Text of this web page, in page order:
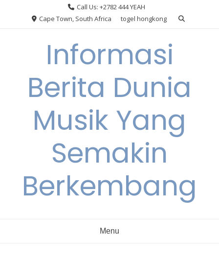
Call Us: +2782 444 YEAH
Cape Town, South Africa
togel hongkong
Informasi
Berita Dunia
Musik Yang
Semakin
Berkembang
Menu